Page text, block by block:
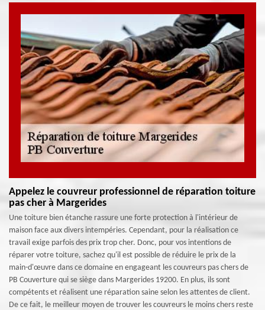
Appelez le couvreur professionnel de réparation toiture
pas cher à Margerides
Une toiture bien étanche rassure une forte protection à l'intérieur de
maison face aux divers intempéries. Cependant, pour la réalisation ce
travail exige parfois des prix trop cher. Donc, pour vos intentions de
réparer votre toiture, sachez qu'il est possible de réduire le prix de la
main-d'œuvre dans ce domaine en engageant les couvreurs pas chers de
PB Couverture qui se siège dans Margerides 19200. En plus, ils sont
compétents et réalisent une réparation saine selon les attentes de client.
De ce fait, le meilleur moyen de trouver les couvreurs le moins chers reste